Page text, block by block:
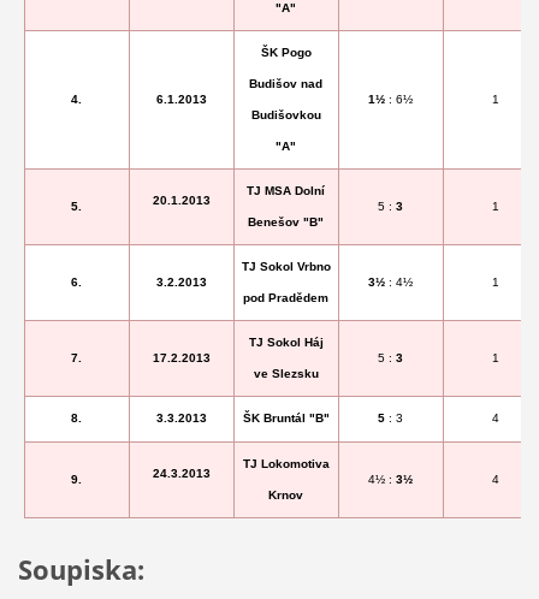
"A"
4. 6.1.2013
ŠK Pogo
Budišov nad
Budišovkou
"A"
1½ :6½ 1
5. 20.1.2013
TJ MSA Dolní
Benešov "B"
5 :3 1
6. 3.2.2013
TJ Sokol Vrbno
pod Pradědem
3½ :4½ 1
7. 17.2.2013
TJ Sokol Háj
ve Slezsku
5 :3 1
8. 3.3.2013 ŠK Bruntál "B" 5 : 3 4
9. 24.3.2013
TJ Lokomotiva
Krnov
4½ :3½ 4
Soupiska: